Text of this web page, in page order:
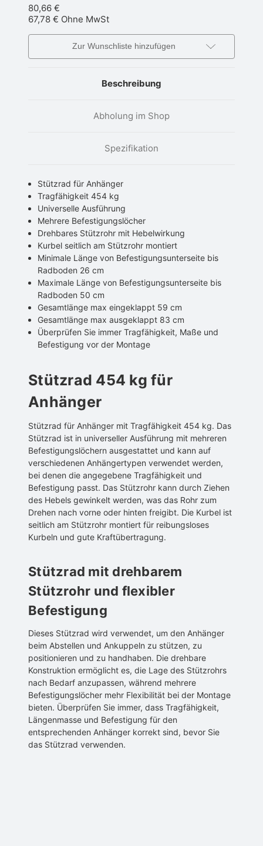
80,66 €
67,78 € Ohne MwSt
Zur Wunschliste hinzufügen
Beschreibung
Abholung im Shop
Spezifikation
Stützrad für Anhänger
Tragfähigkeit 454 kg
Universelle Ausführung
Mehrere Befestigungslöcher
Drehbares Stützrohr mit Hebelwirkung
Kurbel seitlich am Stützrohr montiert
Minimale Länge von Befestigungsunterseite bis
Radboden 26 cm
Maximale Länge von Befestigungsunterseite bis
Radboden 50 cm
Gesamtlänge max eingeklappt 59 cm
Gesamtlänge max ausgeklappt 83 cm
Überprüfen Sie immer Tragfähigkeit, Maße und
Befestigung vor der Montage
Stützrad 454 kg für
Anhänger
Stützrad für Anhänger mit Tragfähigkeit 454 kg. Das
Stützrad ist in universeller Ausführung mit mehreren
Befestigungslöchern ausgestattet und kann auf
verschiedenen Anhängertypen verwendet werden,
bei denen die angegebene Tragfähigkeit und
Befestigung passt. Das Stützrohr kann durch Ziehen
des Hebels gewinkelt werden, was das Rohr zum
Drehen nach vorne oder hinten freigibt. Die Kurbel ist
seitlich am Stützrohr montiert für reibungsloses
Kurbeln und gute Kraftübertragung.
Stützrad mit drehbarem
Stützrohr und flexibler
Befestigung
Dieses Stützrad wird verwendet, um den Anhänger
beim Abstellen und Ankuppeln zu stützen, zu
positionieren und zu handhaben. Die drehbare
Konstruktion ermöglicht es, die Lage des Stützrohrs
nach Bedarf anzupassen, während mehrere
Befestigungslöcher mehr Flexibilität bei der Montage
bieten. Überprüfen Sie immer, dass Tragfähigkeit,
Längenmasse und Befestigung für den
entsprechenden Anhänger korrekt sind, bevor Sie
das Stützrad verwenden.